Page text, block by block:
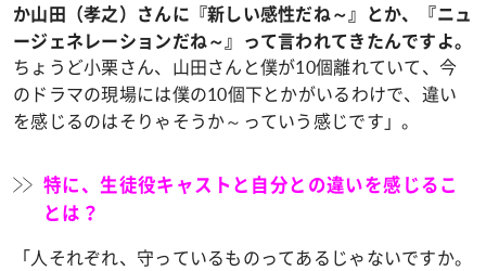
か山田（孝之）さんに『新しい感性だね～』とか、『ニュ
ージェネレーションだね～』って言われてきたんですよ。
ちょうど小栗さん、山田さんと僕が10個離れていて、今
のドラマの現場には僕の10個下とかがいるわけで、違い
を感じるのはそりゃそうか～っていう感じです」。
特に、生徒役キャストと自分との違いを感じるこ
とは？
「人それぞれ、守っているものってあるじゃないですか。